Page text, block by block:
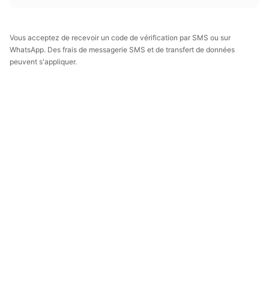
Vous acceptez de recevoir un code de vérification par SMS ou sur
WhatsApp. Des frais de messagerie SMS et de transfert de données
peuvent s'appliquer.